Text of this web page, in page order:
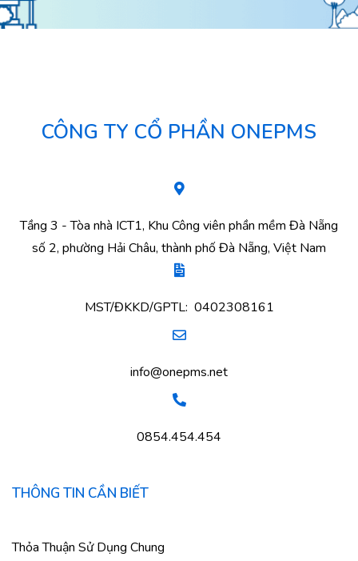
CÔNG TY CỔ PHẦN ONEPMS
Tầng 3 - Tòa nhà ICT1, Khu Công viên phần mềm Đà Nẵng
số 2, phường Hải Châu, thành phố Đà Nẵng, Việt Nam
MST/ĐKKD/GPTL: 0402308161
info@onepms.net
0854.454.454
THÔNG TIN CẦN BIẾT
Thỏa Thuận Sử Dụng Chung